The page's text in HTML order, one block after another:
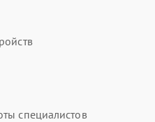
специалистов